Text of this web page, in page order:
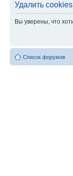
Удалить
Вы уверены, что
Список форумов